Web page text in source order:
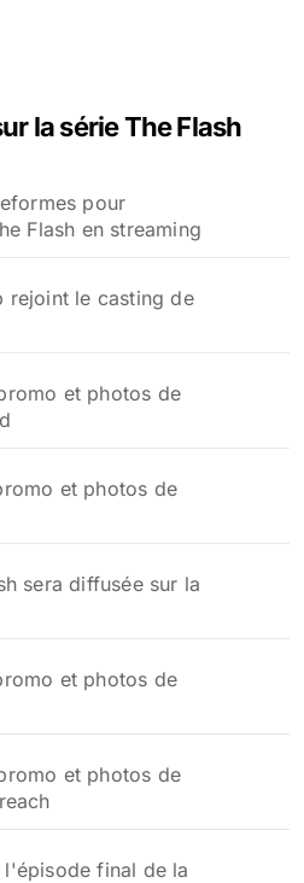
la série The Flash
pour
Flash en streaming
rejoint le casting de
et photos de
et photos de
sera diffusée sur la
et photos de
et photos de
l'épisode final de la